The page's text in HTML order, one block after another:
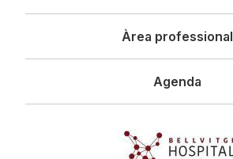
Àrea professional
Agenda